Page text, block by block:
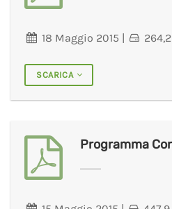
18 Maggio 2015 |
SCARICA
Programma